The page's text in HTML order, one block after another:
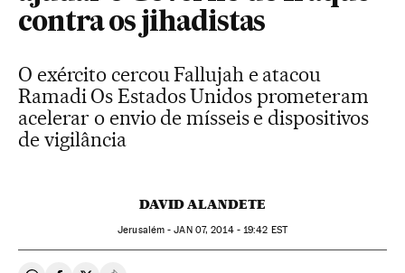
contra os jihadistas
O exército cercou Fallujah e atacou
Ramadi Os Estados Unidos prometeram
acelerar o envio de mísseis e dispositivos
de vigilância
DAVID ALANDETE
Jerusalém -JAN07, 2014 - 19:42 EST